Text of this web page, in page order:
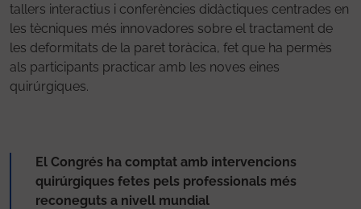
tallers interactius i conferències didàctiques centrades en
les tècniques més innovadores sobre el tractament de
les deformitats de la paret toràcica, fet que ha permès
als participants practicar amb les noves eines
quirúrgiques.
El Congrés ha comptat amb intervencions
quirúrgiques fetes pels professionals més
reconeguts a nivell mundial